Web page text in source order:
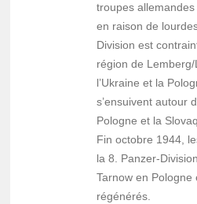
troupes
en raison de
Division est
région de
l’Ukraine et la
s’ensuivent autour
Pologne et la
Fin octobre 1944,
la 8. Panzer-
Tarnow en
régénérés.